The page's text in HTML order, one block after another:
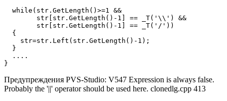
  while(str.GetLength()>=1 &&
        str[str.GetLength()-1] == _T('\\') &&
        str[str.GetLength()-1] == _T('/'))
  {
    str=str.Left(str.GetLength()-1);
  }
  ....
}
Предупреждения PVS-Studio: V547 Expression is always false.
Probably the '||' operator should be used here. clonedlg.cpp 413